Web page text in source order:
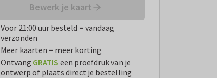
Bewerk je kaart
Voor 21:00 uur besteld = vandaag
verzonden
Meer kaarten = meer korting
Ontvang GRATIS een proefdruk van je
ontwerp of plaats direct je bestelling